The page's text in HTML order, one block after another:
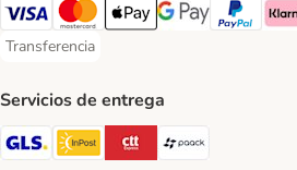
Visa Payment Method
Mastercard Payment Method
Apple Pay Payment Method
Google PayPayPal
Transferencia
Transferencia Payment Method
Servicios de entrega
GLS Shipping Method
InPost Shipping Method
CTTExpress
paack